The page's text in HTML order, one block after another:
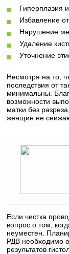
Гиперплазия
Избавление
Нарушение
Удаление
Уточнение
Несмотря на то,
последствия от
минимальны.
возможности
матки без
женщин не
Если чистка
вопрос о том,
неуместен.
РДВ необходимо
результатов